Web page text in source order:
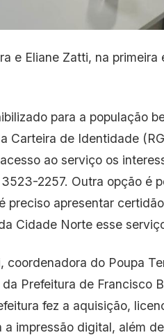
e Eliane Zatti, na primeira
para a população
Carteira de Identidade
ao serviço os
2257. Outra opção é
preciso apresentar
Cidade Norte esse
do Poupa
Prefeitura de Francisco
fez a aquisição,
a impressão digital, além